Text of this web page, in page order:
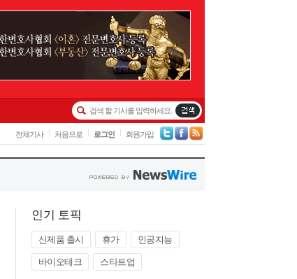
인기 토픽
신제품 출시 휴가
인공지능
바이오테크
스타트업